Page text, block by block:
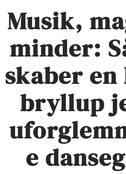
Musik,
minder:
skaber en
bryllup
e